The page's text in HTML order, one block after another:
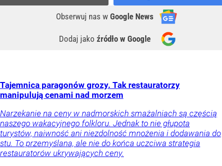
Obserwuj nas w Google News
Dodaj jako źródło w Google
Tajemnica paragonów grozy. Tak restauratorzy
manipulują cenami nad morzem
Narzekanie na ceny w nadmorskich smażalniach są częścią
naszego wakacyjnego folkloru. Jednak to nie głupota
turystów, naiwność ani niezdolność mnożenia i dodawania do
stu. To przemyślana, ale nie do końca uczciwa strategia
restauratorów ukrywających ceny.